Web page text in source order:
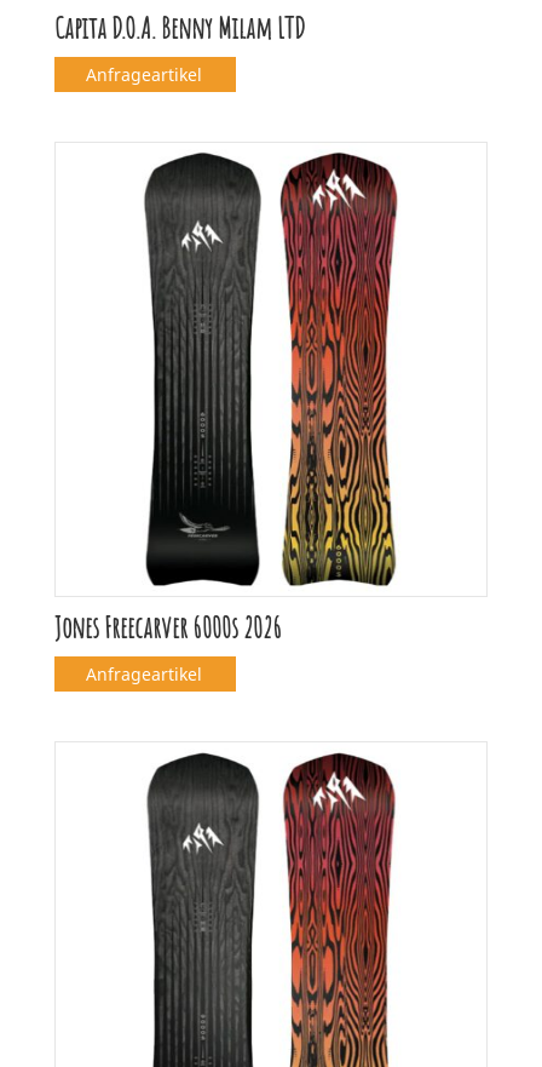
Capita D.O.A. Benny Milam LTD
Anfrageartikel
Jones Freecarver 6000s 2026
Anfrageartikel